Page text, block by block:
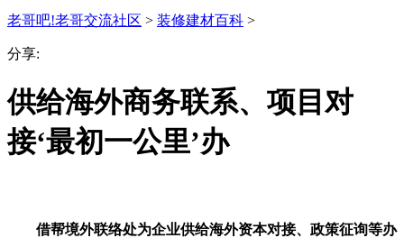
老哥吧!老哥交流社区 > 装修建材百科 >
分享:
供给海外商务联系、项目对
接‘最初一公里’办
借帮境外联络处为企业供给海外资本对接、政策征询等办